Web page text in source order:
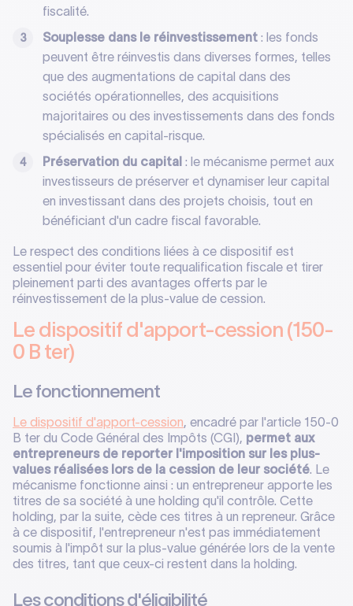
fiscalité.
Souplesse dans le réinvestissement : les fonds
peuvent être réinvestis dans diverses formes, telles
que des augmentations de capital dans des
sociétés opérationnelles, des acquisitions
majoritaires ou des investissements dans des fonds
spécialisés en capital-risque.
Préservation du capital : le mécanisme permet aux
investisseurs de préserver et dynamiser leur capital
en investissant dans des projets choisis, tout en
bénéficiant d'un cadre fiscal favorable.
Le respect des conditions liées à ce dispositif est
essentiel pour éviter toute requalification fiscale et tirer
pleinement parti des avantages offerts par le
réinvestissement de la plus-value de cession.
Le dispositif d'apport-cession (150-
0 B ter)
Le fonctionnement
Le dispositif d'apport-cession, encadré par l'article 150-0
B ter du Code Général des Impôts (CGI), permet aux
entrepreneurs de reporter l'imposition sur les plus-
values réalisées lors de la cession de leur société. Le
mécanisme fonctionne ainsi : un entrepreneur apporte les
titres de sa société à une holding qu'il contrôle. Cette
holding, par la suite, cède ces titres à un repreneur. Grâce
à ce dispositif, l'entrepreneur n'est pas immédiatement
soumis à l'impôt sur la plus-value générée lors de la vente
des titres, tant que ceux-ci restent dans la holding.
Les conditions d'éligibilité